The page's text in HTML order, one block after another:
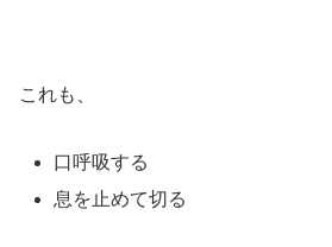
これも、
口呼吸する
息を止めて切る